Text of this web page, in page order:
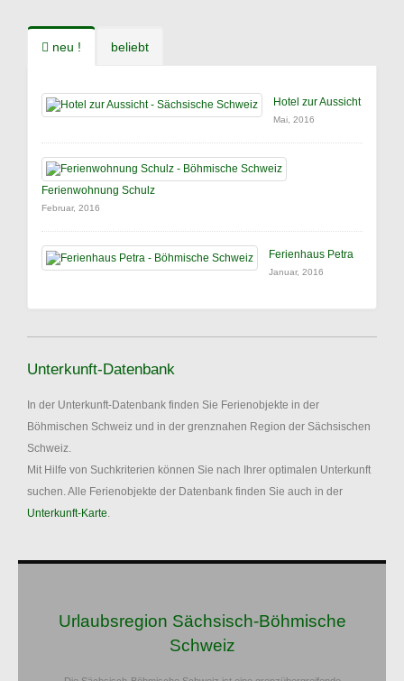
neu ! beliebt
Hotel zur Aussicht
Mai, 2016
Ferienwohnung Schulz
Februar, 2016
Ferienhaus Petra
Januar, 2016
Unterkunft-Datenbank
In der Unterkunft-Datenbank finden Sie Ferienobjekte in der
Böhmischen Schweiz und in der grenznahen Region der Sächsischen
Schweiz.
Mit Hilfe von Suchkriterien können Sie nach Ihrer optimalen Unterkunft
suchen. Alle Ferienobjekte der Datenbank finden Sie auch in der
Unterkunft-Karte.
Urlaubsregion Sächsisch-Böhmische
Schweiz